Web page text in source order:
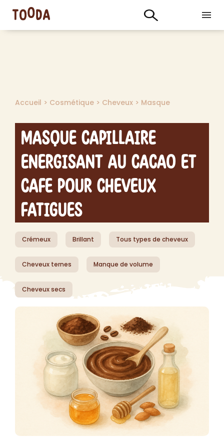
Accueil > Cosmétique > Cheveux > Masque
Masque Capillaire
Energisant au Cacao et
Cafe pour Cheveux
Fatigues
Crémeux Brillant Tous types de cheveux
Cheveux ternes Manque de volume
Cheveux secs